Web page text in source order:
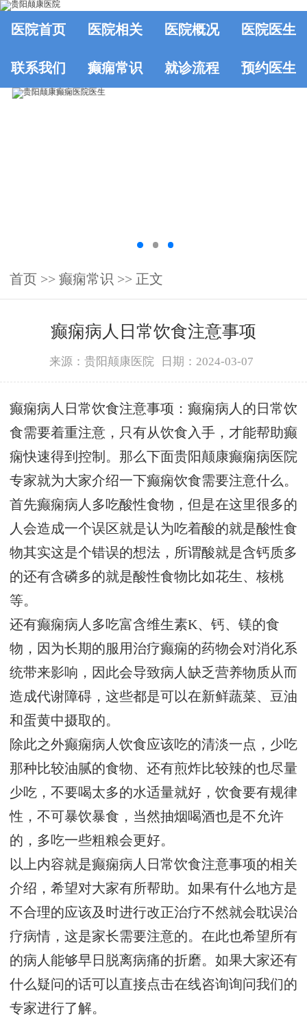
医院首页 医院相关 医院概况 医院医生
联系我们 癫痫常识 就诊流程 预约医生
首页 >> 癫痫常识 >> 正文
癫痫病人日常饮食注意事项
来源：贵阳颠康医院 日期：2024-03-07
癫痫病人日常饮食注意事项：癫痫病人的日常饮
食需要着重注意，只有从饮食入手，才能帮助癫
痫快速得到控制。那么下面贵阳颠康癫痫病医院
专家就为大家介绍一下癫痫饮食需要注意什么。
首先癫痫病人多吃酸性食物，但是在这里很多的
人会造成一个误区就是认为吃着酸的就是酸性食
物其实这是个错误的想法，所谓酸就是含钙质多
的还有含磷多的就是酸性食物比如花生、核桃
等。
还有癫痫病人多吃富含维生素K、钙、镁的食
物，因为长期的服用治疗癫痫的药物会对消化系
统带来影响，因此会导致病人缺乏营养物质从而
造成代谢障碍，这些都是可以在新鲜蔬菜、豆油
和蛋黄中摄取的。
除此之外癫痫病人饮食应该吃的清淡一点，少吃
那种比较油腻的食物、还有煎炸比较辣的也尽量
少吃，不要喝太多的水适量就好，饮食要有规律
性，不可暴饮暴食，当然抽烟喝酒也是不允许
的，多吃一些粗粮会更好。
以上内容就是癫痫病人日常饮食注意事项的相关
介绍，希望对大家有所帮助。如果有什么地方是
不合理的应该及时进行改正治疗不然就会耽误治
疗病情，这是家长需要注意的。在此也希望所有
的病人能够早日脱离病痛的折磨。如果大家还有
什么疑问的话可以直接点击在线咨询询问我们的
专家进行了解。